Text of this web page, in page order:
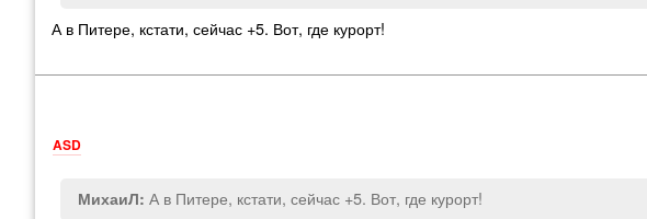
А в Питере, кстати, сейчас +5. Вот, где курорт!
ASD
МихаиЛ: А в Питере, кстати, сейчас +5. Вот, где курорт!